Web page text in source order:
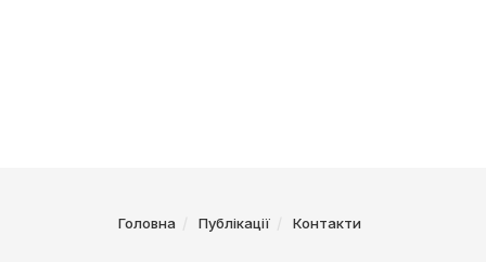
Головна Публікації Контакти